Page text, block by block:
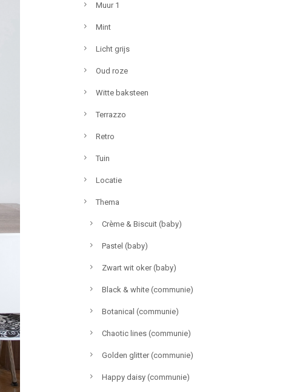
Muur 1
Mint
Licht grijs
Oud roze
Witte baksteen
Terrazzo
Retro
Tuin
Locatie
Thema
Crème & Biscuit (baby)
Pastel (baby)
Zwart wit oker (baby)
Black & white (communie)
Botanical (communie)
Chaotic lines (communie)
Golden glitter (communie)
Happy daisy (communie)